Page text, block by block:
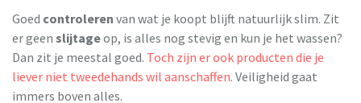
Goed controleren van wat je koopt blijft natuurlijk slim. Zit
er geen slijtageop, is alles nog stevig en kun je het wassen?
Dan zit je meestal goed. Toch zijn er ook producten die je
liever niet tweedehands wil aanschaffen. Veiligheid gaat
immers boven alles.